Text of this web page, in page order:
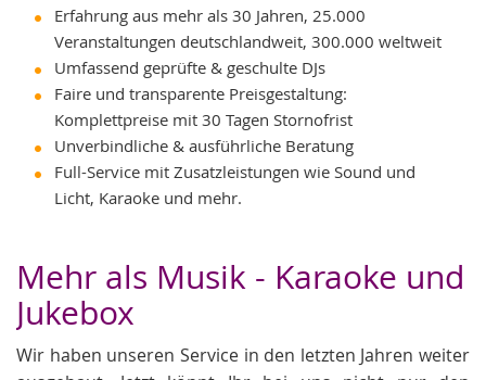
Erfahrung aus mehr als 30 Jahren, 25.000
Veranstaltungen deutschlandweit, 300.000 weltweit
Umfassend geprüfte & geschulte DJs
Faire und transparente Preisgestaltung:
Komplettpreise mit 30 Tagen Stornofrist
Unverbindliche & ausführliche Beratung
Full-Service mit Zusatzleistungen wie Sound und
Licht, Karaoke und mehr.
Mehr als Musik - Karaoke und
Jukebox
Wir haben unseren Service in den letzten Jahren weiter